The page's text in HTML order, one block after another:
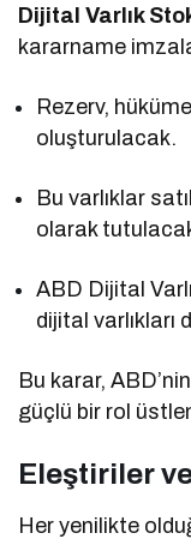
Dijital Varlık
kararname
Rezerv,
oluşturulacak.
Bu varlıklar
olarak
ABD Dijital
dijital varlıkları
Bu karar,
güçlü bir rol
Eleştiriler
Her yenilikte